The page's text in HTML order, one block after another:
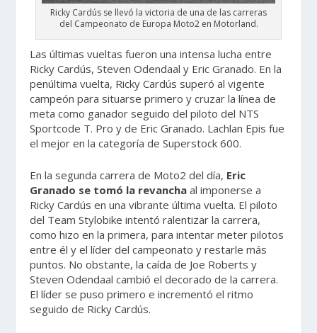
Ricky Cardús se llevó la victoria de una de las carreras
del Campeonato de Europa Moto2 en Motorland.
Las últimas vueltas fueron una intensa lucha entre
Ricky Cardús, Steven Odendaal y Eric Granado. En la
penúltima vuelta, Ricky Cardús superó al vigente
campeón para situarse primero y cruzar la línea de
meta como ganador seguido del piloto del NTS
Sportcode T. Pro y de Eric Granado. Lachlan Epis fue
el mejor en la categoría de Superstock 600.
En la segunda carrera de Moto2 del día, Eric
Granado se tomó la revancha al imponerse a
Ricky Cardús en una vibrante última vuelta. El piloto
del Team Stylobike intentó ralentizar la carrera,
como hizo en la primera, para intentar meter pilotos
entre él y el líder del campeonato y restarle más
puntos. No obstante, la caída de Joe Roberts y
Steven Odendaal cambió el decorado de la carrera.
El líder se puso primero e incrementó el ritmo
seguido de Ricky Cardús.